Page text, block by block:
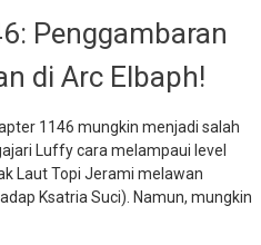
Penggambaran
di Arc Elbaph!
1146 mungkin menjadi salah
Luffy cara melampaui level
Laut Topi Jerami melawan
Ksatria Suci). Namun, mungkin